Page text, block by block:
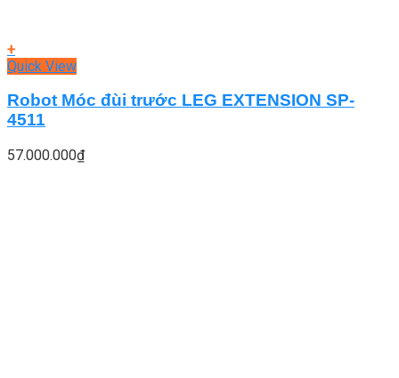
+
Quick View
Robot Móc đùi trước LEG EXTENSION SP-
4511
57.000.000₫